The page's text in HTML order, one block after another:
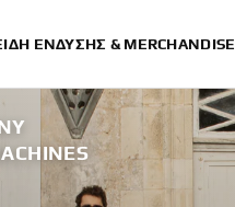
ΈΝΔΥΣΗΣ & MERCHANDISE